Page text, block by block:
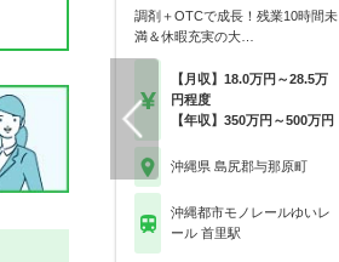
調剤＋OTCで成長！残業10時間未
満＆休暇充実の大…
【月収】18.0万円～28.5万
円程度
【年収】350万円～500万円
沖縄県 島尻郡与那原町
沖縄都市モノレールゆいレ
ール 首里駅